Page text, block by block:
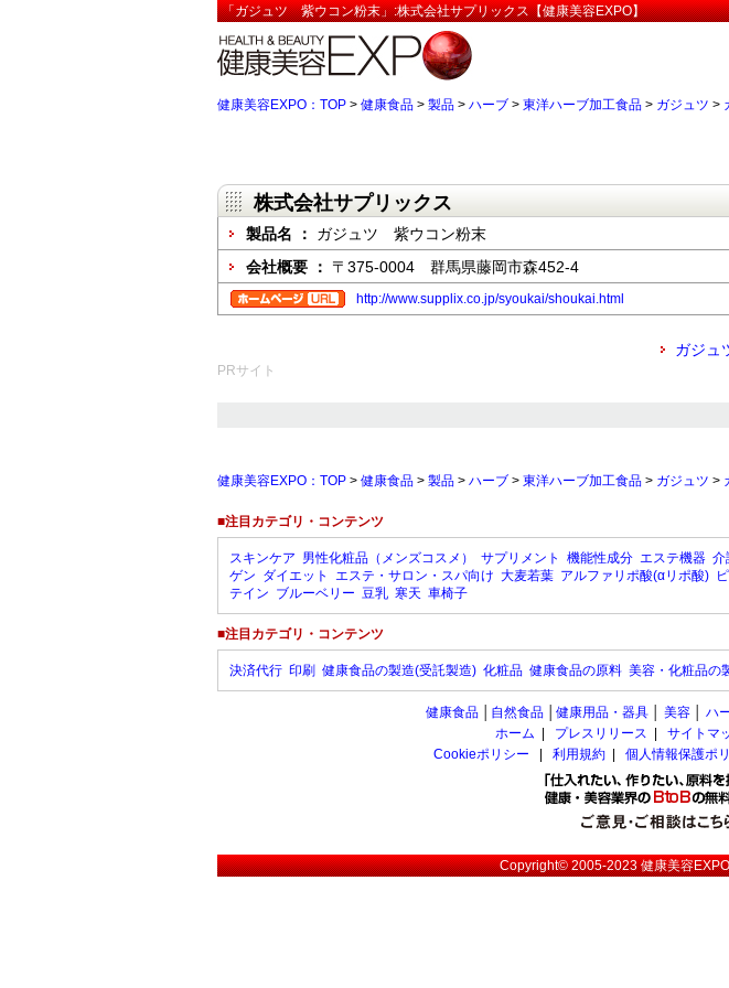
「ガジュツ 紫ウコン粉末」:株式会社サプリックス【健康美容EXPO】
健康美容EXPO：TOP > 健康食品 > 製品 > ハーブ > 東洋ハーブ加工食品 > ガジュツ >
株式会社サプリックス
製品名 ： ガジュツ 紫ウコン粉末
会社概要 ： 〒375-0004 群馬県藤岡市森452-4
http://www.supplix.co.jp/syoukai/shoukai.html
ガジュ
PRサイト
健康美容EXPO：TOP > 健康食品 > 製品 > ハーブ > 東洋ハーブ加工食品 > ガジュツ >
■注目カテゴリ・コンテンツ
スキンケア 男性化粧品（メンズコスメ） サプリメント 機能性成分 エステ機器 介
ゲン ダイエット エステ・サロン・スパ向け 大麦若葉 アルファリポ酸(αリポ酸)
テイン ブルーベリー 豆乳 寒天 車椅子
■注目カテゴリ・コンテンツ
決済代行 印刷 健康食品の製造(受託製造) 化粧品 健康食品の原料 美容・化粧品の
健康食品 自然食品 健康用品・器具 美容 ハ
ホーム
プレスリリース サイトマ
Cookieポリシー
利用規約 個人情報保護ポ
Copyright© 2005-2023健康美容EXPO